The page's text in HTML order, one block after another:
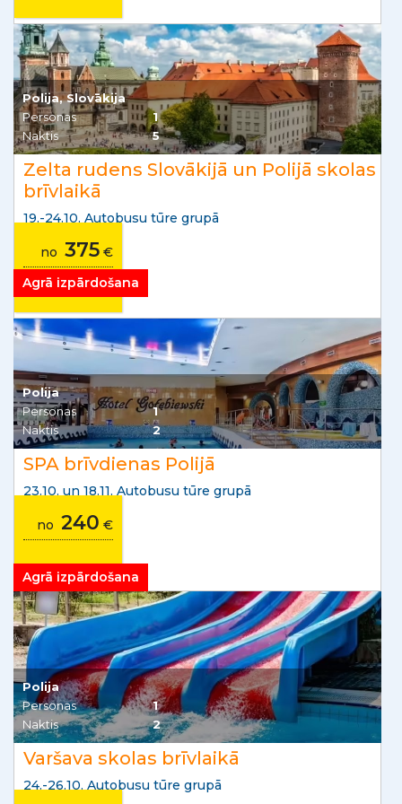
Polija, Slovākija
Personas
1
Naktis
5
Zelta rudens Slovākijā un Polijā skolas
brīvlaikā
19.-24.10. Autobusu tūre grupā
no 375 €
no24€/mēnesī
Agrā izpārdošana
Polija
Personas
1
Naktis
2
SPA brīvdienas Polijā
23.10. un 18.11. Autobusu tūre grupā
no 240 €
Agrā izpārdošana
Polija
Personas
1
Naktis
2
Varšava skolas brīvlaikā
24.-26.10. Autobusu tūre grupā